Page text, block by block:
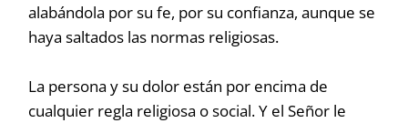
alabándola por su fe, por su confianza, aunque se
haya saltados las normas religiosas.
La persona y su dolor están por encima de
cualquier regla religiosa o social. Y el Señor le